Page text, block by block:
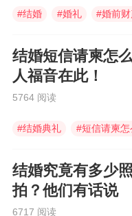
#结婚 #婚礼 #婚前
结婚短信请柬怎
人福音在此！
5764 阅读
#结婚典礼 #短信请柬怎
结婚究竟有多少
拍？他们有话说
6717 阅读